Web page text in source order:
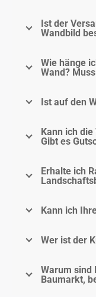
Ist der
Wandbild
Wie hänge
Wand?
Ist auf den
Kann ich
Gibt es
Erhalte ich
Kann ich
Wer ist der
Warum sind
Baumarkt,